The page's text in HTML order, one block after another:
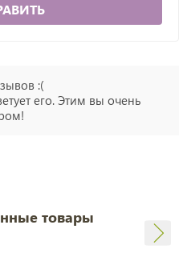
:(
его. Этим вы очень
товары